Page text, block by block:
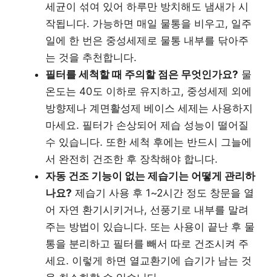
세균이 섞여 있어 하루만 방치해도 냄새가 시
작됩니다. 가능하면 매일 물통을 비우고, 일주
일에 한 번은 중성세제로 물통 내부를 닦아주
는 것을 추천합니다.
필터를 세척할 때 주의할 점은 무엇인가요? 물
온도는 40도 이하로 유지하고, 중성세제 외에
방향제나 계면활성제 베이스 세제는 사용하지
마세요. 필터가 손상되어 제습 성능이 떨어질
수 있습니다. 또한 세척 후에는 반드시 그늘에
서 완전히 건조한 후 장착해야 합니다.
자동 건조 기능이 없는 제습기는 어떻게 관리하
나요? 제습기 사용 후 1~2시간 정도 창문을 열
어 자연 환기시키거나, 선풍기로 내부를 말려
주는 방법이 있습니다. 또는 사용이 끝난 후 물
통을 분리하고 필터를 빼서 따로 건조시켜 주
세요. 이렇게 하면 열교환기에 습기가 남는 것